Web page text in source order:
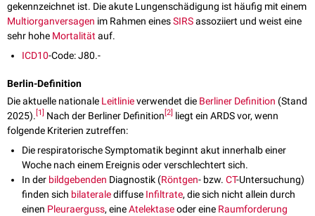
gekennzeichnet ist. Die akute Lungenschädigung ist häufig mit einem
Multiorganversagen im Rahmen einesSIRSassoziiert und weist eine
sehr hohe Mortalitätauf.
ICD10-Code: J80.-
Berlin-Definition
Die aktuelle nationale Leitlinieverwendet die Berliner Definition (Stand
2025). 1 Nach der Berliner Definition 2 liegt ein ARDS vor, wenn
folgende Kriterien zutreffen:
Die respiratorische Symptomatik beginnt akut innerhalb einer
Woche nach einem Ereignis oder verschlechtert sich.
In der bildgebenden Diagnostik (Röntgen- bzw. CT-Untersuchung)
finden sich bilateralediffuse Infiltrate, die sich nicht allein durch
einen Pleuraerguss, eineAtelektaseoder eine Raumforderung